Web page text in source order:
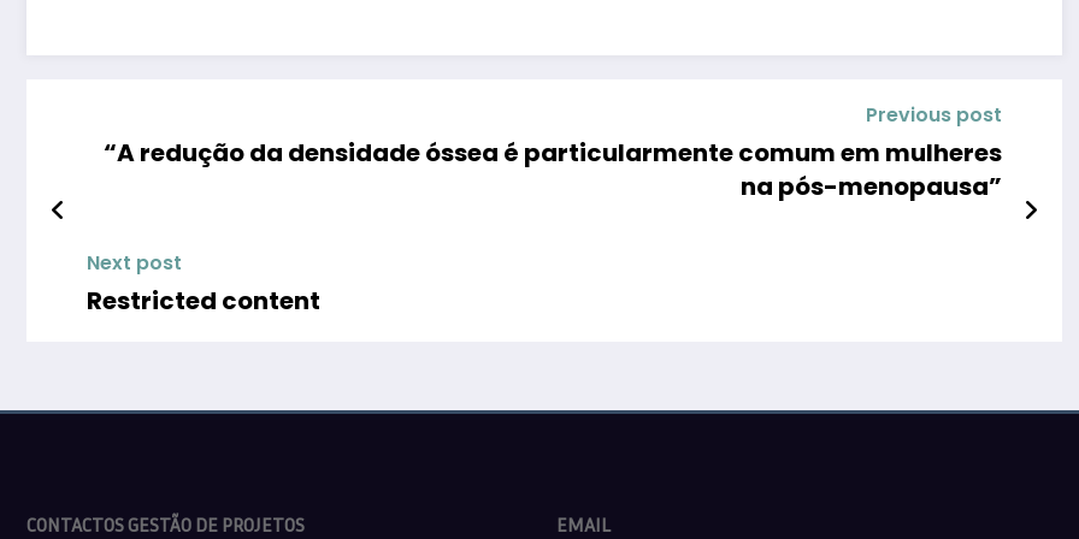
Previous post
“A redução da densidade óssea é particularmente comum em mulheres
na pós-menopausa”
Next post
Restricted content
CONTACTOS GESTÃO DE PROJETOS EMAIL